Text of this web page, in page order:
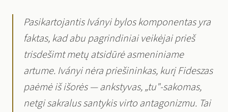
Pasikartojantis Iványi bylos komponentas yra
faktas, kad abu pagrindiniai veikėjai prieš
trisdešimt metų atsidūrė asmeniniame
artume. Iványi nėra priešininkas, kurį Fideszas
paėmė iš išorės — ankstyvas, „tu"-sakomas,
netgi sakralus santykis virto antagonizmu. Tai